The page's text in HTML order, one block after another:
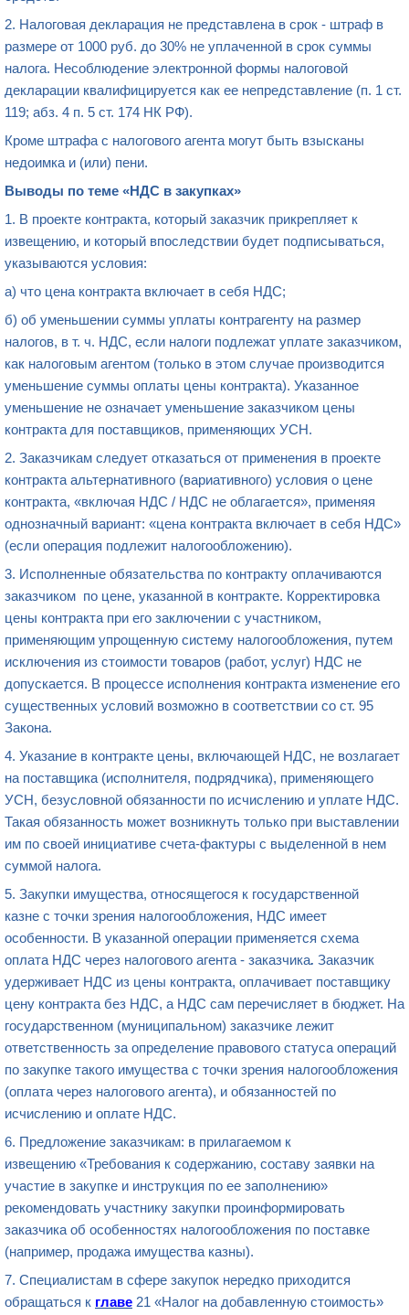
2. Налоговая декларация не представлена в срок - штраф в
размере от 1000 руб. до 30% не уплаченной в срок суммы
налога. Несоблюдение электронной формы налоговой
декларации квалифицируется как ее непредставление (п. 1 ст.
119; абз. 4 п. 5 ст. 174 НК РФ).
Кроме штрафа с налогового агента могут быть взысканы
недоимка и (или) пени.
Выводы по теме «НДС в закупках»
1. В проекте контракта, который заказчик прикрепляет к
извещению, и который впоследствии будет подписываться,
указываются условия:
а) что цена контракта включает в себя НДС;
б) об уменьшении суммы уплаты контрагенту на размер
налогов, в т. ч. НДС, если налоги подлежат уплате заказчиком,
как налоговым агентом (только в этом случае производится
уменьшение суммы оплаты цены контракта). Указанное
уменьшение не означает уменьшение заказчиком цены
контракта для поставщиков, применяющих УСН.
2. Заказчикам следует отказаться от применения в проекте
контракта альтернативного (вариативного) условия о цене
контракта, «включая НДС / НДС не облагается», применяя
однозначный вариант: «цена контракта включает в себя НДС»
(если операция подлежит налогообложению).
3. Исполненные обязательства по контракту оплачиваются
заказчиком по цене, указанной в контракте. Корректировка
цены контракта при его заключении с участником,
применяющим упрощенную систему налогообложения, путем
исключения из стоимости товаров (работ, услуг) НДС не
допускается. В процессе исполнения контракта изменение его
существенных условий возможно в соответствии со ст. 95
Закона.
4. Указание в контракте цены, включающей НДС, не возлагает
на поставщика (исполнителя, подрядчика), применяющего
УСН, безусловной обязанности по исчислению и уплате НДС.
Такая обязанность может возникнуть только при выставлении
им по своей инициативе счета-фактуры с выделенной в нем
суммой налога.
5. Закупки имущества, относящегося к государственной
казне с точки зрения налогообложения, НДС имеет
особенности. В указанной операции применяется схема
оплата НДС через налогового агента - заказчика. Заказчик
удерживает НДС из цены контракта, оплачивает поставщику
цену контракта без НДС, а НДС сам перечисляет в бюджет. На
государственном (муниципальном) заказчике лежит
ответственность за определение правового статуса операций
по закупке такого имущества с точки зрения налогообложения
(оплата через налогового агента), и обязанностей по
исчислению и оплате НДС.
6. Предложение заказчикам: в прилагаемом к
извещению «Требования к содержанию, составу заявки на
участие в закупке и инструкция по ее заполнению»
рекомендовать участнику закупки проинформировать
заказчика об особенностях налогообложения по поставке
(например, продажа имущества казны).
7. Специалистам в сфере закупок нередко приходится
обращаться к главе 21 «Налог на добавленную стоимость»